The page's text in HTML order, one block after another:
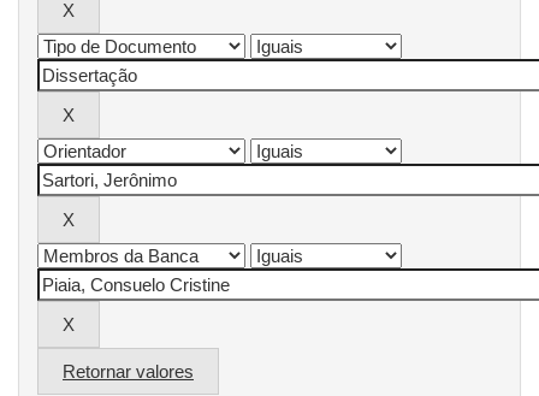
Retornar valores